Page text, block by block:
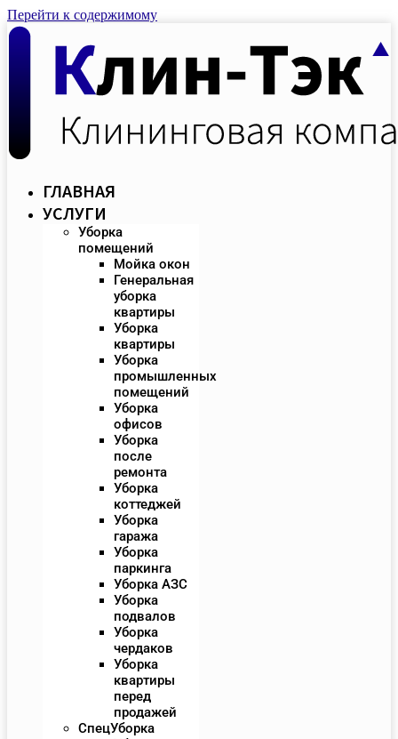
Перейти к содержимому
ГЛАВНАЯ
УСЛУГИ
Уборка
помещений
Мойка окон
Генеральная
уборка
квартиры
Уборка
квартиры
Уборка
промышленных
помещений
Уборка
офисов
Уборка
после
ремонта
Уборка
коттеджей
Уборка
гаража
Уборка
паркинга
Уборка АЗС
Уборка
подвалов
Уборка
чердаков
Уборка
квартиры
перед
продажей
СпецУборка